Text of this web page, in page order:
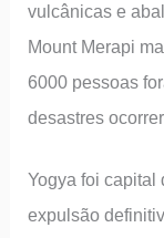
vulcânicas e
Mount Merapi
6000 pessoas
desastres
Yogya foi capital
expulsão